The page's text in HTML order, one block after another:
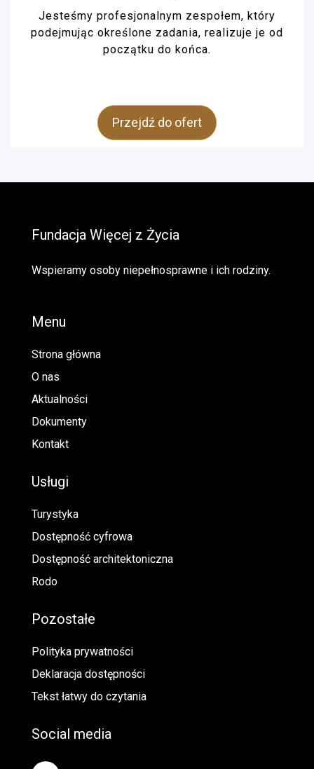
Jesteśmy profesjonalnym zespołem, który
podejmując określone zadania, realizuje je od
początku do końca.
Przejdź do ofert
Fundacja Więcej z Życia
Wspieramy osoby niepełnosprawne i ich rodziny.
Menu
Strona główna
O nas
Aktualności
Dokumenty
Kontakt
Usługi
Turystyka
Dostępność cyfrowa
Dostępność architektoniczna
Rodo
Pozostałe
Polityka prywatności
Deklaracja dostępności
Tekst łatwy do czytania
Social media